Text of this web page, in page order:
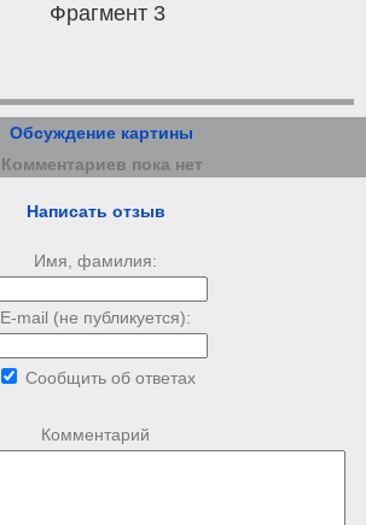
Фрагмент 3
Обсуждение картины
Комментариев пока нет
Написать отзыв
Имя, фамилия:
E-mail (не публикуется):
Сообщить об ответах
Комментарий